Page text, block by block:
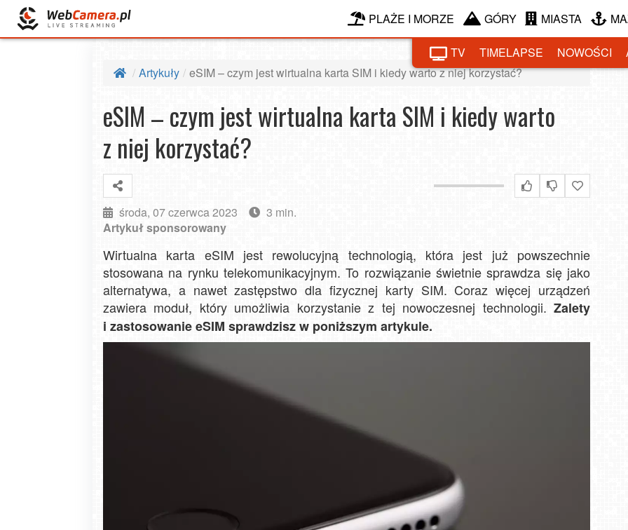
PLAŻE I MORZE GÓRY MIASTA
TV TIMELAPSE NOWOŚCI
Artykuły
eSIM – czym jest wirtualna karta SIM i kiedy warto z niej korzystać?
eSIM – czym jest wirtualna karta SIM i kiedy warto
z niej korzystać?
środa, 07 czerwca 2023
3 min.
Artykuł sponsorowany
Wirtualna karta eSIM jest rewolucyjną technologią, która jest już powszechnie
stosowana na rynku telekomunikacyjnym. To rozwiązanie świetnie sprawdza się jako
alternatywa, a nawet zastępstwo dla fizycznej karty SIM. Coraz więcej urządzeń
zawiera moduł, który umożliwia korzystanie z tej nowoczesnej technologii. Zalety
i zastosowanie eSIM sprawdzisz w poniższym artykule.